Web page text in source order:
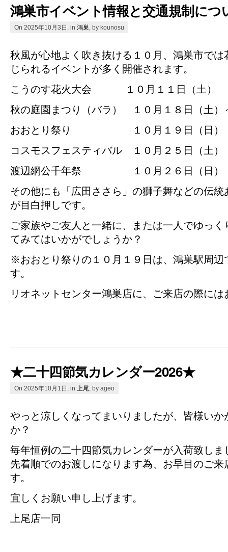
鴻巣市イベント情報と交通規制につ
On 2025年10月3日, in 鴻巣 , by kounosu
秋風が心地よく吹き抜ける１０月、鴻巣市で
じられるイベントが多く開催されます。
こうのす花火大会 １０月１１日（土）
秋の庭園まつり（バラ） １０月１８日（土）
おおとり祭り １０月１９日（日）
コスモスフェスティバル １０月２５日（土）
渡辺網公千年祭 １０月２６日（日）
その他にも「広田ささら」の獅子舞などの伝
が目白押しです。
ご家族やご友人と一緒に、または一人でゆっ
てみてはいかがでしょうか？
※おおとり祭りの１０月１９日は、鴻巣駅周辺
す。
リオネットセンター鴻巣店に、ご来店の際に
★二十四節気カレンダー2026★
On 2025年10月1日, in 上尾 , by ageo
やっと涼しくなってまいりましたが、皆様いか
か？
毎年恒例の二十四節気カレンダーが入荷致しま
先着順でのお渡しになります為、お早目のご
す。
宜しくお願い申し上げます。
上尾店一同